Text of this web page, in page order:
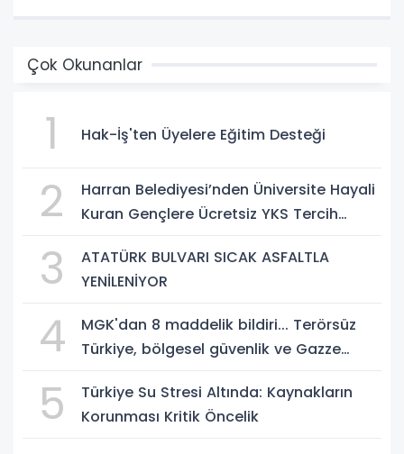
Çok Okunanlar
1 Hak-İş'ten Üyelere Eğitim Desteği
2
Harran Belediyesi’nden Üniversite Hayali
Kuran Gençlere Ücretsiz YKS Tercih
3
ATATÜRK BULVARI SICAK ASFALTLA
YENİLENİYOR
4
MGK'dan 8 maddelik bildiri... Terörsüz
Türkiye, bölgesel güvenlik ve Gazze
5
Türkiye Su Stresi Altında: Kaynakların
Korunması Kritik Öncelik